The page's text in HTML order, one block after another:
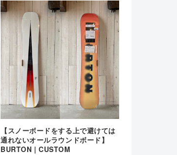
【スノーボードをする上で避けては
通れないオールラウンドボード】
BURTON | CUSTOM